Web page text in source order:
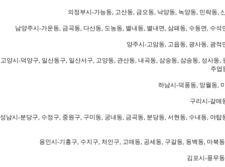
의정부시-가능동, 고산동, 금오동, 낙양동, 녹양동, 민락동,
남양주시-가운동, 금곡동, 다산동, 도농동, 별내동, 별내면, 삼패동, 수동면, 수
양주시-고암동, 고읍동, 광사동, 광
고양시-덕양구, 일산동구, 일산서구, 고양동, 관산동, 내곡동, 삼숭동, 삼송동, 성사
주엽
하남시-덕풍동, 망월동,
구리시-갈매
성남시-분당구, 수정구, 중원구, 구미동, 궁내동, 금곡동, 분당동, 서현동, 수내동, 야
용인시-기흥구, 수지구, 처인구, 고매동, 공세동, 구갈동, 동백동, 마북
김포시-풍무